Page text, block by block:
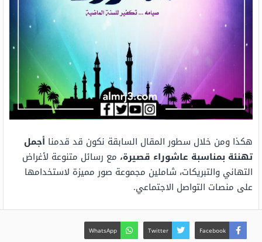
هكذا ومن خلال سطور المقال السابقة نكون قد قدمنا أجمل
تهنئة بمناسبة عاشوراء قصيرة، مع رسائل متنوعة لأغراض
التهاني والتبريكات، شاملين مجموعة صور مميزة لاستخدامها
على منصات التواصل الاجتماعي.
Facebook
Twitter
WhatsApp